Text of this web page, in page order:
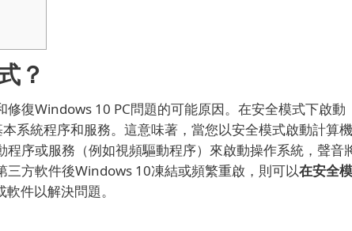
？
復Windows 10 PC問題的可能原因。 在安全模式下啟動
系統程序和服務。 這意味著，當您以安全模式啟動計算機
序或服務（例如視頻驅動程序）來啟動操作系統，聲音
方軟件後Windows 10凍結或頻繁重啟，則可以在安全模
件以解決問題。